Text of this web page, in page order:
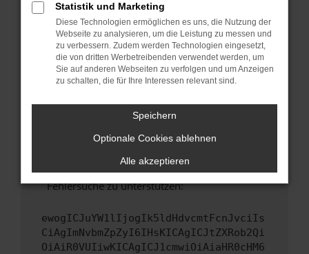
Betriebssystem auf dem neuesten Stand
sind.
Veraltete Software birgt nicht nur ein
Sicherheitsrisiko, sondern kann auch dazu
führen, dass bestimmte Funktionen nicht mehr
unterstützt werden.
Wende dich an den Webseitenbetreiber.
Wenn du alle oben genannten Schritte versucht
hast, kontaktiere uns bitte. Wir werden
versuchen, das Problem zu beheben. Du kannst
uns diesen Text schicken, um uns bei der
Fehlersuche zu unterstützen:
ewogICJuYW1lIjogIk5ldHdvcmtFcnJvciIs
CiAgImNvbmZpZyI6IHsKICAgICJtZXRob2Qi
OiAiR0VUIiwKICAgICJ1cmwiOiAiaHR0cHM6
Statistik und Marketing
Diese Technologien ermöglichen es uns, die Nutzung der
Webseite zu analysieren, um die Leistung zu messen und
zu verbessern. Zudem werden Technologien eingesetzt,
die von dritten Werbetreibenden verwendet werden, um
Sie auf anderen Webseiten zu verfolgen und um Anzeigen
zu schalten, die für Ihre Interessen relevant sind.
Speichern
Optionale Cookies ablehnen
Alle akzeptieren